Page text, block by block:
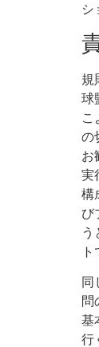
シ
規
球
こ
の
お
実
構
び
ト
同
問
基
行